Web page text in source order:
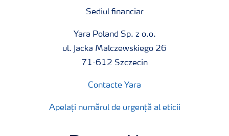
Sediul financiar
Yara Poland Sp. z o.o.
ul. Jacka Malczewskiego 26
71-612 Szczecin
Contacte Yara
Apelați numărul de urgență al eticii